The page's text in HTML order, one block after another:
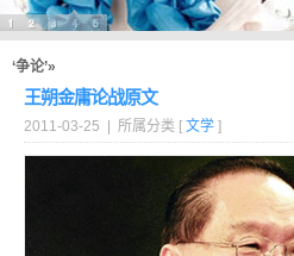
‘争论’»
王朔金庸论战原文
2011-03-25 | 所属分类 [ 文学 ]